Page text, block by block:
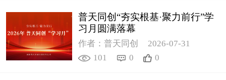
普天同创“夯实根基·聚力前行”学
习月圆满落幕
作者：普天同创
2026-07-31
101
0 0